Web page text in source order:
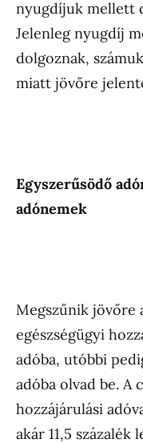
nyugdíjuk mellett
Jelenleg nyugdíj
dolgoznak,
miatt jövőre
Egyszerűsödő
adónemek
Megszűnik jövőre
egészségügyi
adóba, utóbbi
adóba olvad be. A
hozzájárulási
akár 11,5